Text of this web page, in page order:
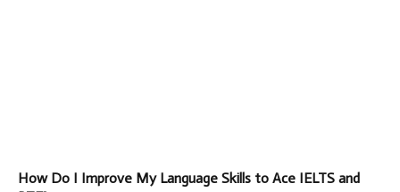
How Do I Improve My Language Skills to Ace IELTS and